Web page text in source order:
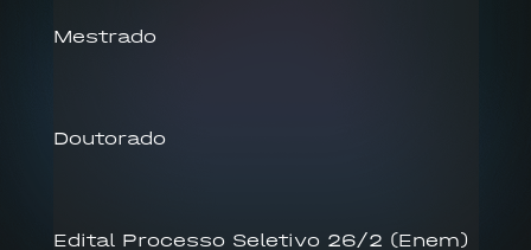
Mestrado
Doutorado
Edital Processo Seletivo 26/2 (Enem)